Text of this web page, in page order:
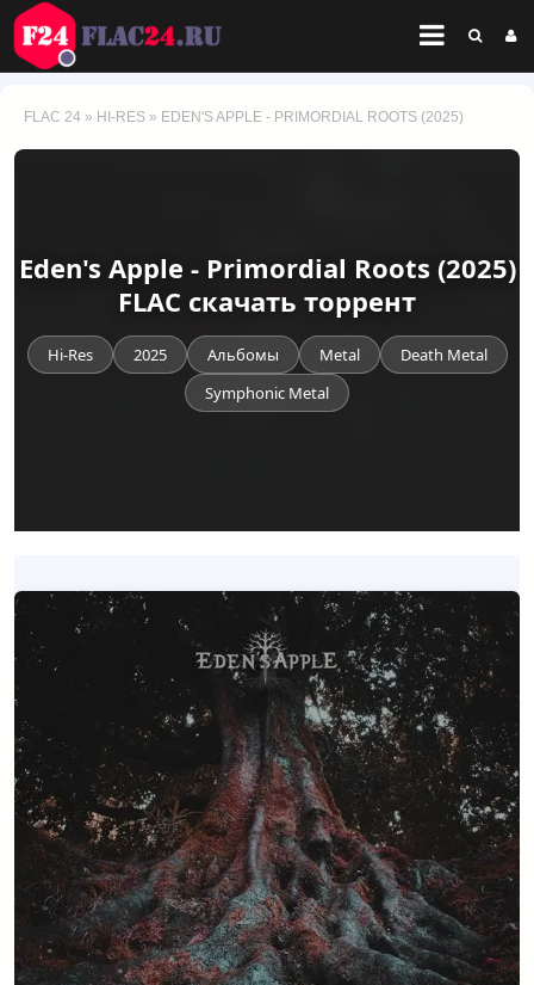
FLAC 24 » HI-RES » EDEN'S APPLE - PRIMORDIAL ROOTS (2025)
Eden's Apple - Primordial Roots (2025)
FLAC скачать торрент
Hi-Res 2025 Альбомы Metal
Death Metal
Symphonic Metal